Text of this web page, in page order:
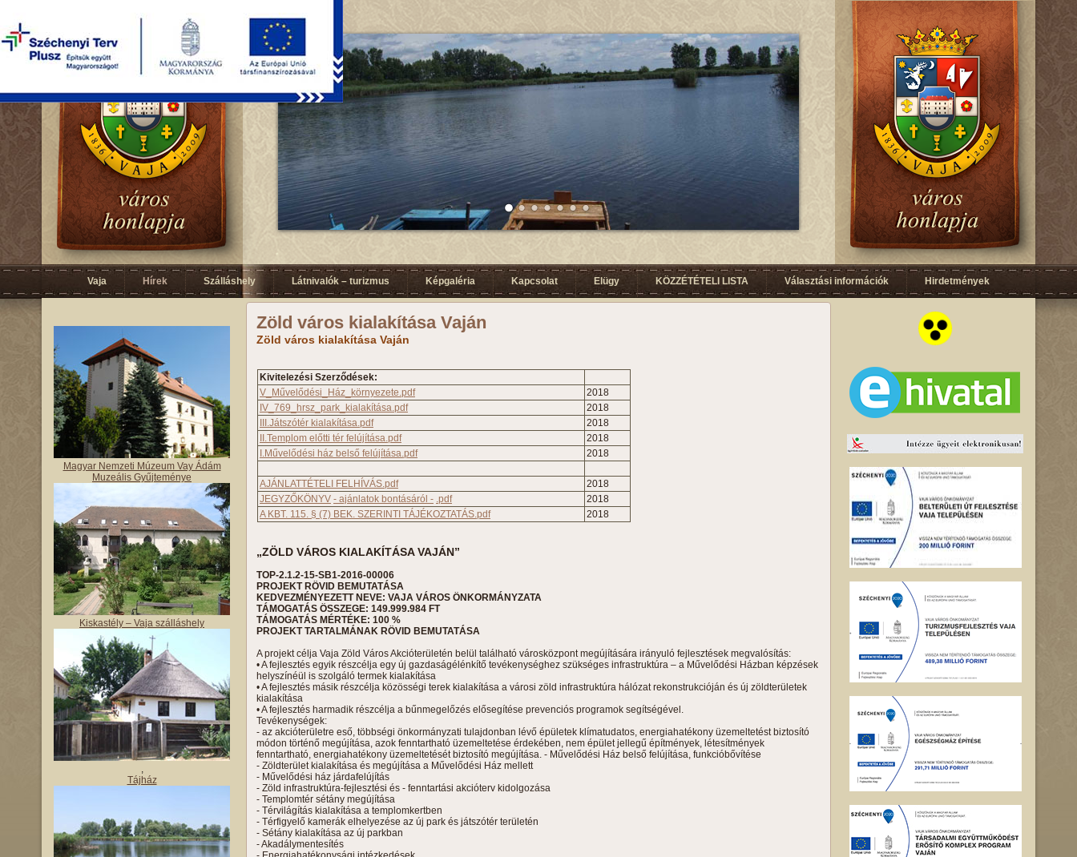
Vaja Hírek Szálláshely Látnivalók – turizmus Képgaléria Kapcsolat Elügy KÖZZÉTÉTELI LISTA Választási információk Hirdetmények
Magyar Nemzeti Múzeum Vay Ádám
Muzeális Gyűjteménye
Kiskastély – Vaja szálláshely
,
Tájház
Zöld város kialakítása Vaján
Zöld város kialakítása Vaján
Kivitelezési Szerződések:
V_Művelődési_Ház_környezete.pdf
2018
IV_769_hrsz_park_kialakítása.pdf
2018
III.Játszótér kialakítása.pdf
2018
II.Templom előtti tér felújítása.pdf
2018
I.Művelődési ház belső felújítása.pdf
2018
AJÁNLATTÉTELI FELHÍVÁS.pdf
2018
JEGYZŐKÖNYV - ajánlatok bontásáról - .pdf
2018
A KBT. 115. § (7) BEK. SZERINTI TÁJÉKOZTATÁS.pdf
2018
„ZÖLD VÁROS KIALAKÍTÁSA VAJÁN”
TOP-2.1.2-15-SB1-2016-00006
PROJEKT RÖVID BEMUTATÁSA
KEDVEZMÉNYEZETT NEVE: VAJA VÁROS ÖNKORMÁNYZATA
TÁMOGATÁS ÖSSZEGE: 149.999.984 FT
TÁMOGATÁS MÉRTÉKE: 100 %
PROJEKT TARTALMÁNAK RÖVID BEMUTATÁSA
A projekt célja Vaja Zöld Város Akcióterületén belül található városközpont megújítására irányuló fejlesztések megvalósítás:
• A fejlesztés egyik részcélja egy új gazdaságélénkítő tevékenységhez szükséges infrastruktúra – a Művelődési Házban képzések
helyszínéül is szolgáló termek kialakítása
• A fejlesztés másik részcélja közösségi terek kialakítása a városi zöld infrastruktúra hálózat rekonstrukcióján és új zöldterületek
kialakítása
• A fejlesztés harmadik részcélja a bűnmegelőzés elősegítése prevenciós programok segítségével.
Tevékenységek:
- az akcióterületre eső, többségi önkormányzati tulajdonban lévő épületek klímatudatos, energiahatékony üzemeltetést biztosító
módon történő megújítása, azok fenntartható üzemeltetése érdekében, nem épület jellegű építmények, létesítmények
fenntartható, energiahatékony üzemeltetését biztosító megújítása. - Művelődési Ház belső felújítása, funkcióbővítése
- Zöldterület kialakítása és megújítása a Művelődési Ház mellett
- Művelődési ház járdafelújítás
- Zöld infrastruktúra-fejlesztési és - fenntartási akcióterv kidolgozása
- Templomtér sétány megújítása
- Térvilágítás kialakítása a templomkertben
- Térfigyelő kamerák elhelyezése az új park és játszótér területén
- Sétány kialakítása az új parkban
- Akadálymentesítés